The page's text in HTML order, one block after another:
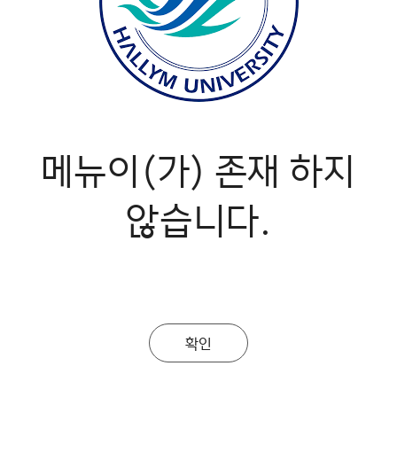
메뉴이(가) 존재 하지
않습니다.